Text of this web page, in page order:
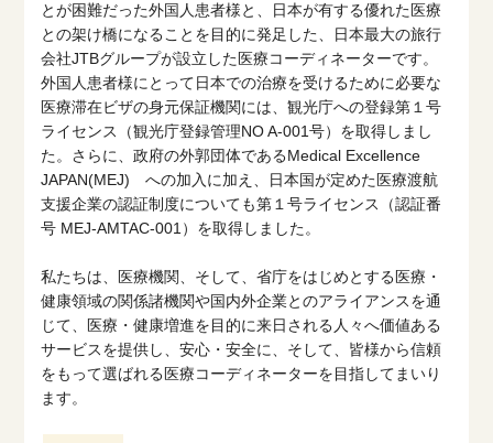
とが困難だった外国人患者様と、日本が有する優れた医療
との架け橋になることを目的に発足した、日本最大の旅行
会社JTBグループが設立した医療コーディネーターです。
外国人患者様にとって日本での治療を受けるために必要な
医療滞在ビザの身元保証機関には、観光庁への登録第１号
ライセンス（観光庁登録管理NO A-001号）を取得しまし
た。さらに、政府の外郭団体であるMedical Excellence
JAPAN(MEJ) への加入に加え、日本国が定めた医療渡航
支援企業の認証制度についても第１号ライセンス（認証番
号 MEJ-AMTAC-001）を取得しました。
私たちは、医療機関、そして、省庁をはじめとする医療・
健康領域の関係諸機関や国内外企業とのアライアンスを通
じて、医療・健康増進を目的に来日される人々へ価値ある
サービスを提供し、安心・安全に、そして、皆様から信頼
をもって選ばれる医療コーディネーターを目指してまいり
ます。